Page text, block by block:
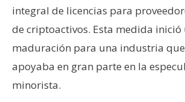
integral de licencias para
de criptoactivos. Esta medida inició
maduración para una industria que
apoyaba en gran parte en la
minorista.